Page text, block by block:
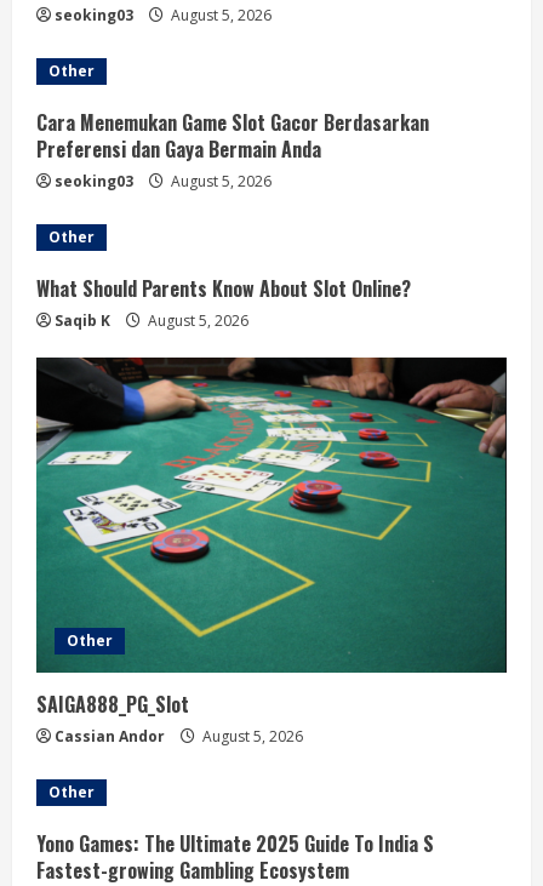
e
a
d
i
n
g
seoking03 August 5, 2026
Other
Cara Menemukan Game Slot Gacor Berdasarkan
Preferensi dan Gaya Bermain Anda
seoking03 August 5, 2026
Other
What Should Parents Know About Slot Online?
Saqib K August 5, 2026
Other
SAIGA888_PG_Slot
Cassian Andor August 5, 2026
Other
Yono Games: The Ultimate 2025 Guide To India S
Fastest-growing Gambling Ecosystem